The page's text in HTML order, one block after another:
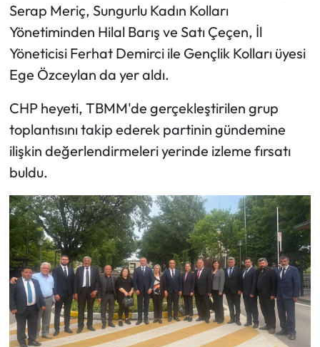
Serap Meriç, Sungurlu Kadın Kolları
Yönetiminden Hilal Barış ve Satı Çeçen, İl
Yöneticisi Ferhat Demirci ile Gençlik Kolları üyesi
Ege Özceylan da yer aldı.
CHP heyeti, TBMM'de gerçekleştirilen grup
toplantısını takip ederek partinin gündemine
ilişkin değerlendirmeleri yerinde izleme fırsatı
buldu.
Turizm
Uğurludağ Haberleri
Yaşam
Yayla Haber
Yemek Tarifleri
Yerel Haberler